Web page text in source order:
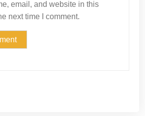
email, and website in this
next time I comment.